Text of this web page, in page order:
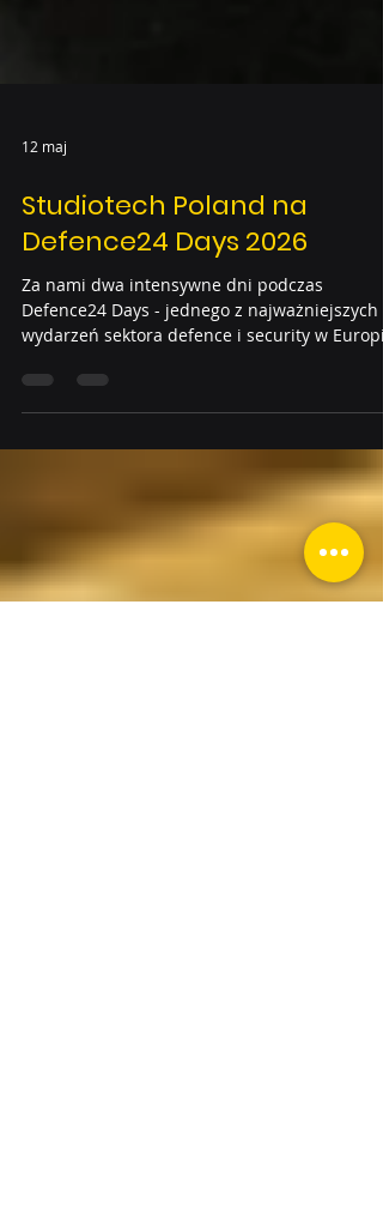
12 maj
Studiotech Poland na
Defence24 Days 2026
Za nami dwa intensywne dni podczas
Defence24 Days - jednego z najważniejszych
Środkowo-Wschodniej. Studiotech Poland miał
zaszczyt uczestniczyć w wydarzeniu jako
Partner Główny, prezentując rozwiązania dla
sektora defence, homeland security oraz
infrastruktury krytycznej. Tegoroczna edycja
była dla nas przestrzenią wielu wartościowych